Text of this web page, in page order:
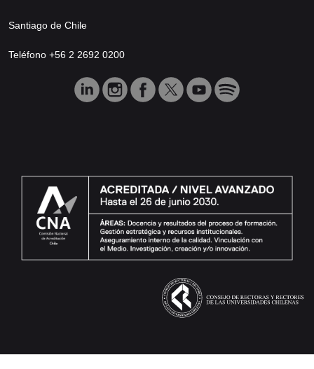
Santiago de Chile
Teléfono +56 2 2692 0200